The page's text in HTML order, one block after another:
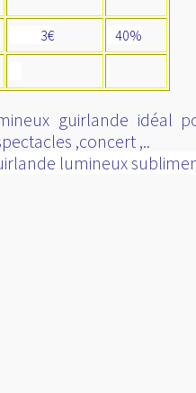
3€ 40%
guirlande idéal
,concert ,..
lumineux